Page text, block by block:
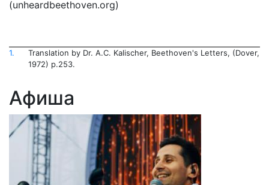
(unheardbeethoven.org)
1.
Translation by Dr. A.C. Kalischer, Beethoven's Letters, (Dover,
1972) p.253.
Афиша